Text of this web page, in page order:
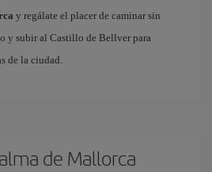
y regálate el placer de caminar sin
y subir al Castillo de Bellver para
de la ciudad.
de Mallorca